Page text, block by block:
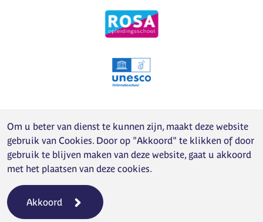
Om u beter van dienst te kunnen zijn, maakt deze website
gebruik van Cookies. Door op "Akkoord" te klikken of door
gebruik te blijven maken van deze website, gaat u akkoord
met het plaatsen van deze cookies.
Akkoord